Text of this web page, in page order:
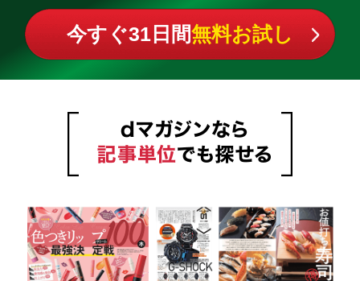
今すぐ31日間無料お試し